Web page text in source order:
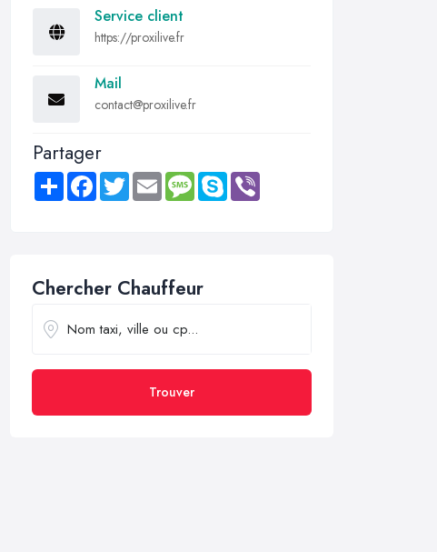
Service client
https://proxilive.fr
Mail
contact@proxilive.fr
Partager
Share FacebookTwitter Email MessageSkype
Chercher Chauffeur
Trouver